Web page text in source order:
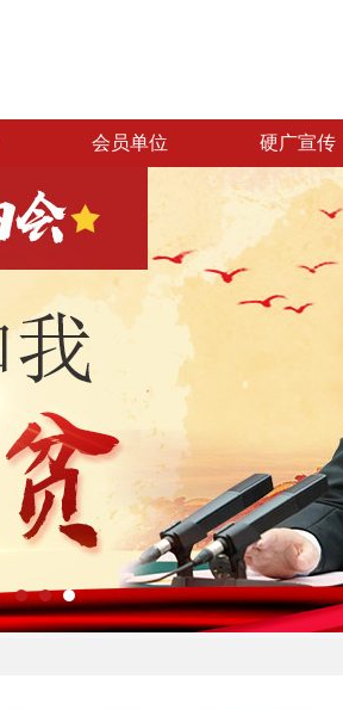
会员单位 硬广宣传